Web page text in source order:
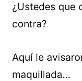
¿Ustedes que
contra?
Aquí le
maquillada…